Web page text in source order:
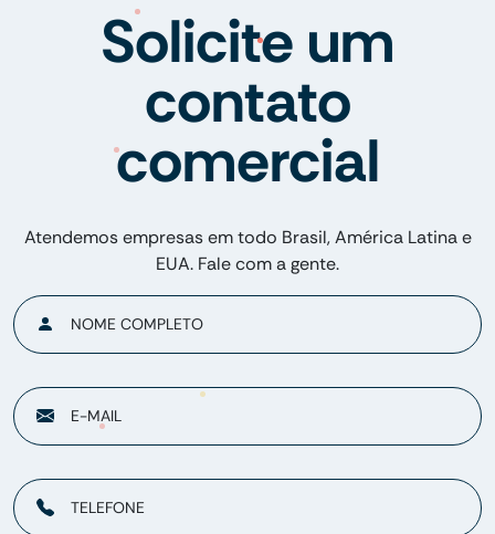
Solicite um
contato
comercial
Atendemos empresas em todo Brasil, América Latina e
EUA. Fale com a gente.
NOME COMPLETO
E-MAIL
TELEFONE